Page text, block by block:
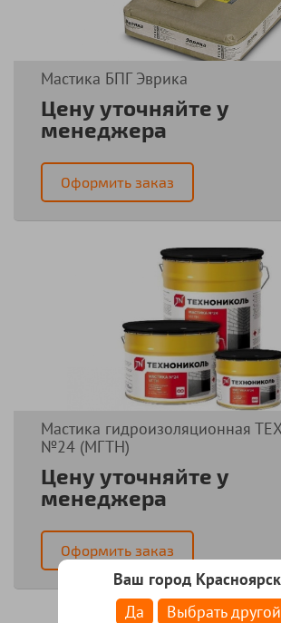
Ваш город
Да
Выбрать другой
Мастика БПГ Эврика
Цену уточняйте у
менеджера
Оформить заказ
Мастика гидроизоляционная
№24 (МГТН)
Цену уточняйте у
менеджера
Оформить заказ